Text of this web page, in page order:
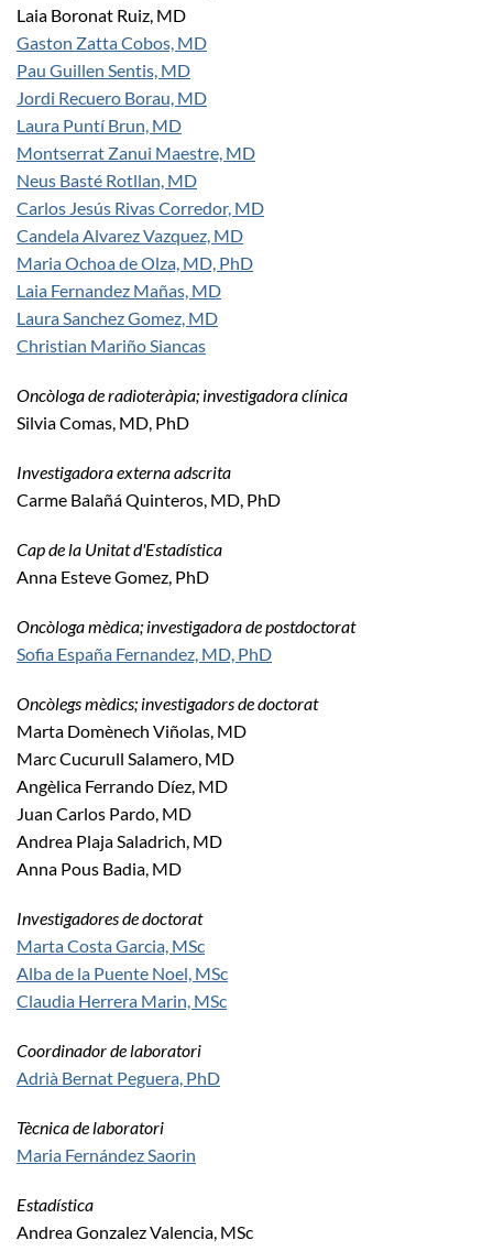
Laia Boronat Ruiz, MD
Gaston Zatta Cobos, MD
Pau Guillen Sentis, MD
Jordi Recuero Borau, MD
Laura Puntí Brun, MD
Montserrat Zanui Maestre, MD
Neus Basté Rotllan, MD
Carlos Jesús Rivas Corredor, MD
Candela Alvarez Vazquez, MD
Maria Ochoa de Olza, MD, PhD
Laia Fernandez Mañas, MD
Laura Sanchez Gomez, MD
Christian Mariño Siancas
Oncòloga de radioteràpia; investigadora clínica
Silvia Comas, MD, PhD
Investigadora externa adscrita
Carme Balañá Quinteros, MD, PhD
Cap de la Unitat d'Estadística
Anna Esteve Gomez, PhD
Oncòloga mèdica; investigadora de postdoctorat
Sofia España Fernandez, MD, PhD
Oncòlegs mèdics; investigadors de doctorat
Marta Domènech Viñolas, MD
Marc Cucurull Salamero, MD
Angèlica Ferrando Díez, MD
Juan Carlos Pardo, MD
Andrea Plaja Saladrich, MD
Anna Pous Badia, MD
Investigadores de doctorat
Marta Costa Garcia, MSc
Alba de la Puente Noel, MSc
Claudia Herrera Marin, MSc
Coordinador de laboratori
Adrià Bernat Peguera, PhD
Tècnica de laboratori
Maria Fernández Saorin
Estadística
Andrea Gonzalez Valencia, MSc